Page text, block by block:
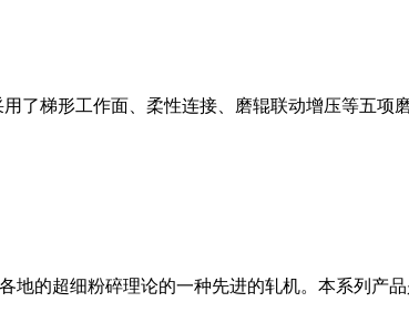
了梯形工作面、柔性连接、磨辊联动增压等五项
的超细粉碎理论的一种先进的轧机。本系列产